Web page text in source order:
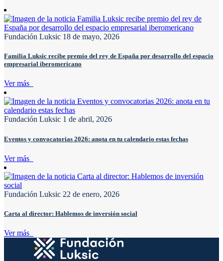
Fundación Luksic 18 de mayo, 2026
Familia Luksic recibe premio del rey de España por desarrollo del espacio
empresarial iberomericano
Ver más
Fundación Luksic 1 de abril, 2026
Eventos y convocatorias 2026: anota en tu calendario estas fechas
Ver más
Fundación Luksic 22 de enero, 2026
Carta al director: Hablemos de inversión social
Ver más